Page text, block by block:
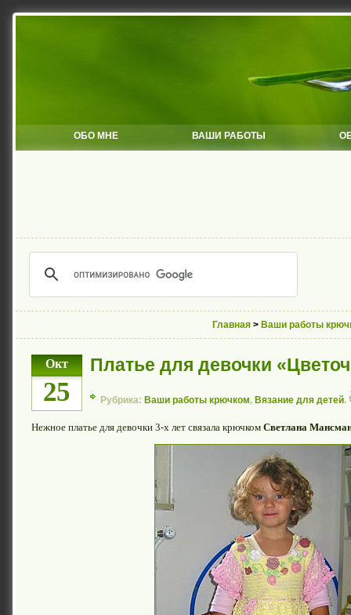
ОБО МНЕ ВАШИ РАБОТЫ
Главная > Ваши работы
Окт
25
Платье для девочки
Рубрика: Ваши работы крючком, Вязание для детей.
Нежное платье для девочки 3-х лет связала крючком Светлана